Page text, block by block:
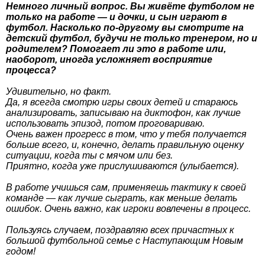
Немного личный вопрос. Вы живёте футболом не
только на работе — и дочки, и сын играют в
футбол. Насколько по-другому вы смотрите на
детский футбол, будучи не только тренером, но и
родителем? Помогает ли это в работе или,
наоборот, иногда усложняет восприятие
процесса?
Удивительно, но факт.
Да, я всегда смотрю игры своих детей и стараюсь
анализировать, записываю на диктофон, как лучше
использовать эпизод, потом проговариваю.
Очень важен прогресс в том, что у тебя получается
больше всего, и, конечно, делать правильную оценку
ситуации, когда ты с мячом или без.
Приятно, когда уже прислушиваются (улыбается).
В работе учишься сам, применяешь тактику к своей
команде — как лучше сыграть, как меньше делать
ошибок. Очень важно, как игроки вовлечены в процесс.
Пользуясь случаем, поздравляю всех причастных к
большой футбольной семье с Наступающим Новым
годом!